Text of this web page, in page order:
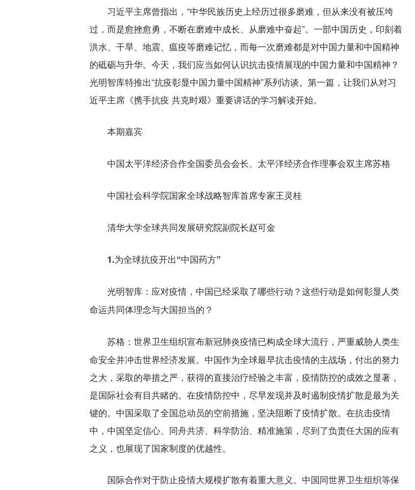
习近平主席曾指出，“中华民族历史上经历过很多磨难，但从来没有被压垮
过，而是愈挫愈勇，不断在磨难中成长、从磨难中奋起”。一部中国历史，印刻着
洪水、干旱、地震、瘟疫等磨难记忆，而每一次磨难都是对中国力量和中国精神
的砥砺与升华。今天，我们应当如何认识抗击疫情展现的中国力量和中国精神？
光明智库特推出“抗疫彰显中国力量中国精神”系列访谈。第一篇，让我们从对习
近平主席《携手抗疫 共克时艰》重要讲话的学习解读开始。
本期嘉宾
中国太平洋经济合作全国委员会会长、太平洋经济合作理事会双主席苏格
中国社会科学院国家全球战略智库首席专家王灵桂
清华大学全球共同发展研究院副院长赵可金
1.为全球抗疫开出“中国药方”
光明智库：应对疫情，中国已经采取了哪些行动？这些行动是如何彰显人类
命运共同体理念与大国担当的？
苏格： 世界卫生组织宣布新冠肺炎疫情已构成全球大流行，严重威胁人类生
命安全并冲击世界经济发展。中国作为全球最早抗击疫情的主战场，付出的努力
之大，采取的举措之严，获得的直接治疗经验之丰富，疫情防控的成效之显著，
是国际社会有目共睹的。在疫情防控中，尽早发现并及时遏制疫情扩散是最为关
键的。中国采取了全国总动员的空前措施，坚决阻断了疫情扩散。在抗击疫情
中，中国坚定信心、同舟共济、科学防治、精准施策，尽到了负责任大国的应有
之义，也展现了国家制度的优越性。
国际合作对于防止疫情大规模扩散有着重大意义。中国同世界卫生组织等保